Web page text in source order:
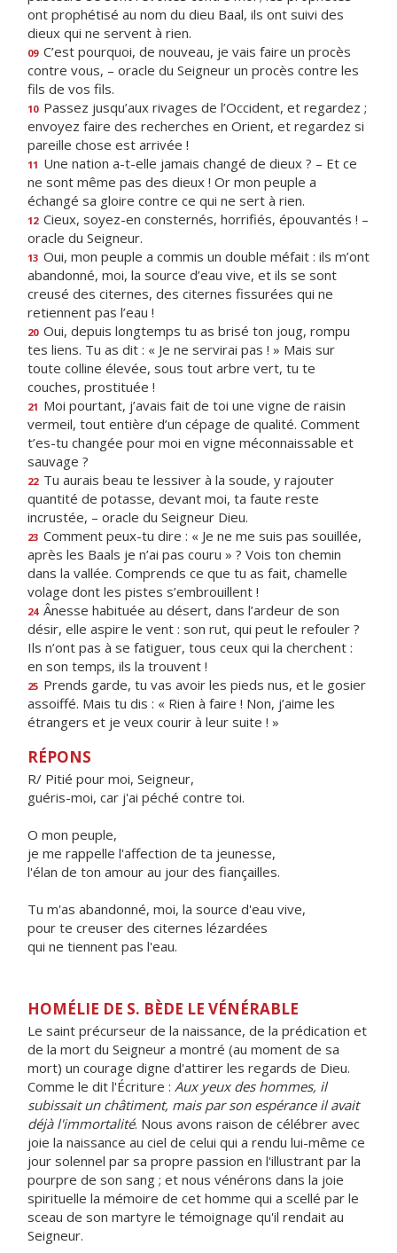
ont prophétisé au nom du dieu Baal, ils ont suivi des
dieux qui ne servent à rien.
09 C’est pourquoi, de nouveau, je vais faire un procès
contre vous, – oracle du Seigneur un procès contre les
fils de vos fils.
10 Passez jusqu’aux rivages de l’Occident, et regardez ;
envoyez faire des recherches en Orient, et regardez si
pareille chose est arrivée !
11 Une nation a-t-elle jamais changé de dieux ? – Et ce
ne sont même pas des dieux ! Or mon peuple a
échangé sa gloire contre ce qui ne sert à rien.
12 Cieux, soyez-en consternés, horrifiés, épouvantés ! –
oracle du Seigneur.
13 Oui, mon peuple a commis un double méfait : ils m’ont
abandonné, moi, la source d’eau vive, et ils se sont
creusé des citernes, des citernes fissurées qui ne
retiennent pas l’eau !
20 Oui, depuis longtemps tu as brisé ton joug, rompu
tes liens. Tu as dit : « Je ne servirai pas ! » Mais sur
toute colline élevée, sous tout arbre vert, tu te
couches, prostituée !
21 Moi pourtant, j’avais fait de toi une vigne de raisin
vermeil, tout entière d’un cépage de qualité. Comment
t’es-tu changée pour moi en vigne méconnaissable et
sauvage ?
22 Tu aurais beau te lessiver à la soude, y rajouter
quantité de potasse, devant moi, ta faute reste
incrustée, – oracle du Seigneur Dieu.
23 Comment peux-tu dire : « Je ne me suis pas souillée,
après les Baals je n’ai pas couru » ? Vois ton chemin
dans la vallée. Comprends ce que tu as fait, chamelle
volage dont les pistes s’embrouillent !
24 Ânesse habituée au désert, dans l’ardeur de son
désir, elle aspire le vent : son rut, qui peut le refouler ?
Ils n’ont pas à se fatiguer, tous ceux qui la cherchent :
en son temps, ils la trouvent !
25 Prends garde, tu vas avoir les pieds nus, et le gosier
assoiffé. Mais tu dis : « Rien à faire ! Non, j’aime les
étrangers et je veux courir à leur suite ! »
RÉPONS
R/ Pitié pour moi, Seigneur,
guéris-moi, car j'ai péché contre toi.
O mon peuple,
je me rappelle l'affection de ta jeunesse,
l'élan de ton amour au jour des fiançailles.
Tu m'as abandonné, moi, la source d'eau vive,
pour te creuser des citernes lézardées
qui ne tiennent pas l'eau.
HOMÉLIE DE S. BÈDE LE VÉNÉRABLE
Le saint précurseur de la naissance, de la prédication et
de la mort du Seigneur a montré (au moment de sa
mort) un courage digne d'attirer les regards de Dieu.
Comme le dit l'Écriture : Aux yeux des hommes, il
subissait un châtiment, mais par son espérance il avait
déjà l'immortalité. Nous avons raison de célébrer avec
joie la naissance au ciel de celui qui a rendu lui-même ce
jour solennel par sa propre passion en l'illustrant par la
pourpre de son sang ; et nous vénérons dans la joie
spirituelle la mémoire de cet homme qui a scellé par le
sceau de son martyre le témoignage qu'il rendait au
Seigneur.